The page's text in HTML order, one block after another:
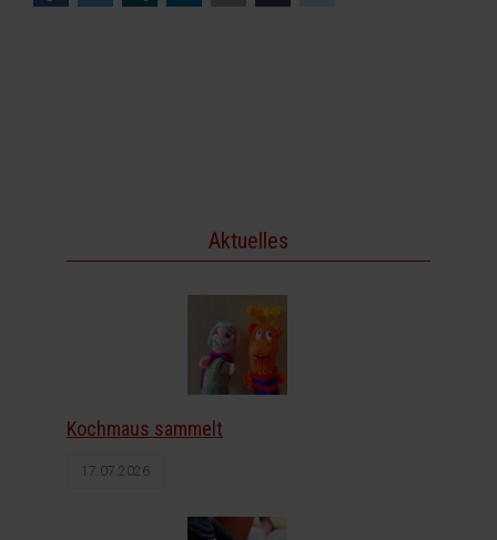
Aktuelles
Kochmaus sammelt
17.07.2026